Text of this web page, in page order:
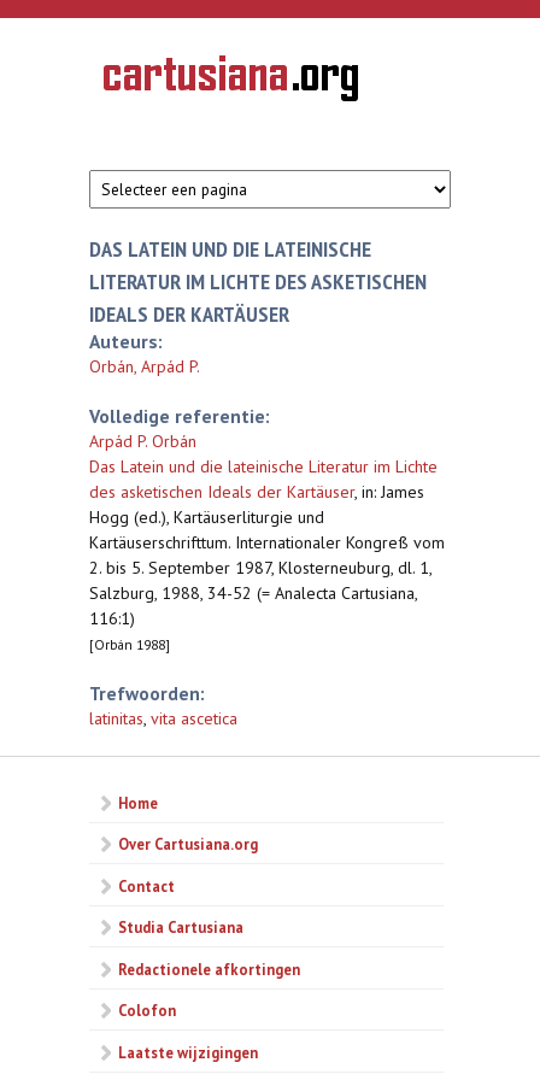
Overslaan en naar de inhoud gaan
CARTUSIANA
Geschiedenis
van de
DAS LATEIN UND DIE LATEINISCHE
LITERATUR IM LICHTE DES ASKETISCHEN
IDEALS DER KARTÄUSER
Auteurs:
Orbán, Arpád P.
Volledige referentie:
Arpád P. Orbán
Das Latein und die lateinische Literatur im Lichte
des asketischen Ideals der Kartäuser, in: James
Hogg (ed.), Kartäuserliturgie und
Kartäuserschrifttum. Internationaler Kongreß vom
2. bis 5. September 1987, Klosterneuburg, dl. 1,
Salzburg, 1988, 34-52 (= Analecta Cartusiana,
116:1)
[Orbán 1988]
Trefwoorden:
latinitas, vita ascetica
Home
Over Cartusiana.org
Contact
Studia Cartusiana
Redactionele afkortingen
Colofon
Laatste wijzigingen